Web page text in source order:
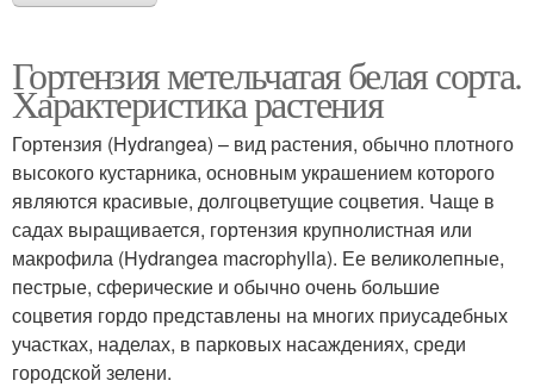
Гортензия метельчатая белая сорта.
Характеристика растения
Гортензия (Hydrangea) – вид растения, обычно плотного
высокого кустарника, основным украшением которого
являются красивые, долгоцветущие соцветия. Чаще в
садах выращивается, гортензия крупнолистная или
макрофила (Hydrangea macrophylla). Ее великолепные,
пестрые, сферические и обычно очень большие
соцветия гордо представлены на многих приусадебных
участках, наделах, в парковых насаждениях, среди
городской зелени.